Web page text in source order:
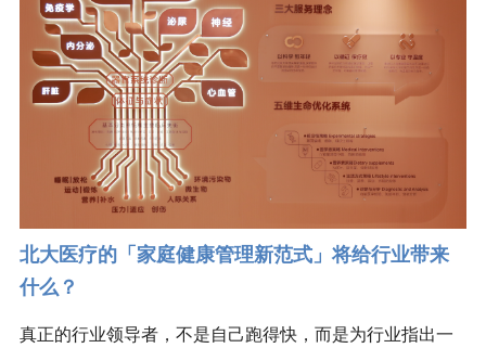
北大医疗的「家庭健康管理新范式」将给行业带来
什么？
真正的行业领导者，不是自己跑得快，而是为行业指出一